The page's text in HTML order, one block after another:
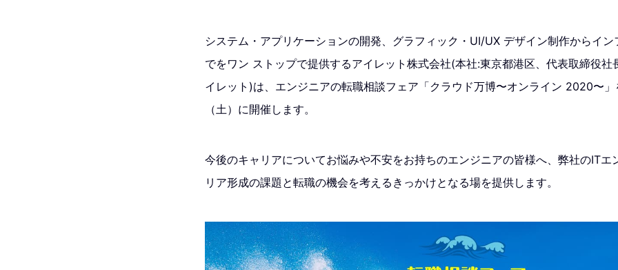
システム・アプリケーションの開発、グラフィック・UI/UX デザイン制作からイ
でをワン ストップで提供するアイレット株式会社(本社:東京都港区、代表取締役社
イレット)は、エンジニアの転職相談フェア「クラウド万博〜オンライン 2020〜
（土）に開催します。
今後のキャリアについてお悩みや不安をお持ちのエンジニアの皆様へ、弊社のITエ
リア形成の課題と転職の機会を考えるきっかけとなる場を提供します。